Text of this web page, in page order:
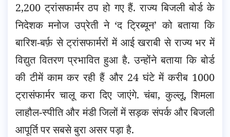
2,200 ट्रांसफार्मर ठप हो गए हैं. राज्य बिजली बोर्ड के
निदेशक मनोज उप्रेती ने ‘द ट्रिब्यून’ को बताया कि
बारिश-बर्फ़ से ट्रांसफार्मरों में आई खराबी से राज्य भर में
विद्युत वितरण प्रभावित हुआ है. उन्होंने बताया कि बोर्ड
की टीमें काम कर रही हैं और 24 घंटे में करीब 1000
ट्रासंफार्मर चालू करा दिए जाएंगे. चंबा, कुल्लू, शिमला
लाहौल-स्पीति और मंडी जिलों में सड़क संपर्क और बिजली
आपूर्ति पर सबसे बुरा असर पड़ा है.